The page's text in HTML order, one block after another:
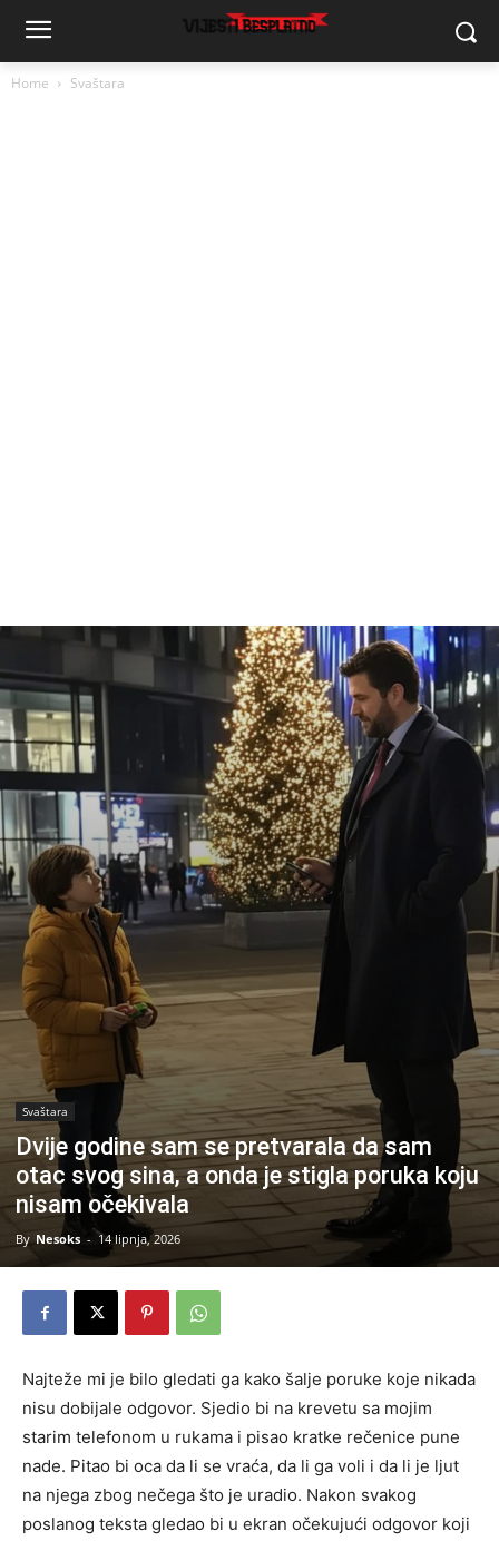
Home Svaštara
Svaštara
Dvije godine sam se pretvarala da sam
otac svog sina, a onda je stigla poruka koju
nisam očekivala
By Nesoks - 14 lipnja, 2026
Najteže mi je bilo gledati ga kako šalje poruke koje nikada
nisu dobijale odgovor. Sjedio bi na krevetu sa mojim
starim telefonom u rukama i pisao kratke rečenice pune
nade. Pitao bi oca da li se vraća, da li ga voli i da li je ljut
na njega zbog nečega što je uradio. Nakon svakog
poslanog teksta gledao bi u ekran očekujući odgovor koji